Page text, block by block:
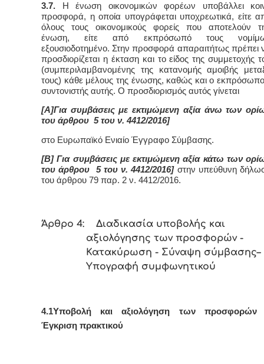
3.7. Η ένωση οικονομικών φορέων υποβάλλει
προσφορά, η οποία υπογράφεται υποχρεωτικά, είτε
όλους τους οικονομικούς φορείς που αποτελούν
ένωση, είτε από εκπρόσωπό τους
εξουσιοδοτημένο. Στην προσφορά απαραιτήτως πρέπει
προσδιορίζεται η έκταση και το είδος της συμμετοχής
(συμπεριλαμβανομένης της κατανομής αμοιβής
τους) κάθε μέλους της ένωσης, καθώς και ο
συντονιστής αυτής. Ο προσδιορισμός αυτός γίνεται
[Α]Για συμβάσεις με εκτιμώμενη αξία άνω των
του άρθρου 5 του ν. 4412/2016]
στο Ευρωπαϊκό Ενιαίο Έγγραφο Σύμβασης.
[Β] Για συμβάσεις με εκτιμώμενη αξία κάτω των
του άρθρου 5 του ν. 4412/2016] στην υπεύθυνη
του άρθρου 79 παρ. 2 ν. 4412/2016.
Άρθρο 4: Διαδικασία υποβολής και
αξιολόγησης των προσφορών -
Κατακύρωση - Σύναψη σύμβασης–
Υπογραφή συμφωνητικού
4.1Υποβολή και αξιολόγηση των
Έγκριση πρακτικού